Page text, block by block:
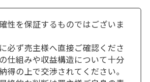
性を保証するものではございま
必ず売主様へ直接ご確認くださ
仕組みや収益構造について十分
得の上で交渉されてください。